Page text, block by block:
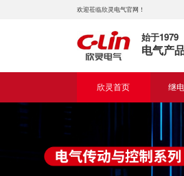
欢迎莅临欣灵电气官网！
始于1979
电气产
欣灵首页 继
时间继电器
固体继电